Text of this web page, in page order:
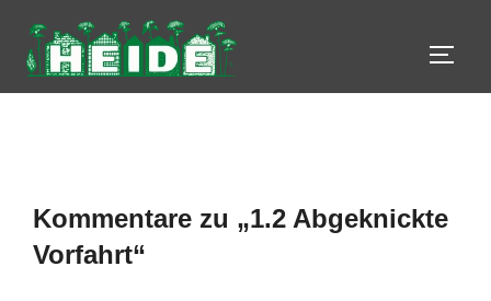
Inhalt
springen
Kommentare zu „1.2 Abgeknickte
Vorfahrt“